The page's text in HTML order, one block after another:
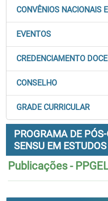
CONVÊNIOS NACIONAIS
EVENTOS
CREDENCIAMENTO
CONSELHO
GRADE CURRICULAR
PROGRAMA DE
SENSU EM
Publicações -